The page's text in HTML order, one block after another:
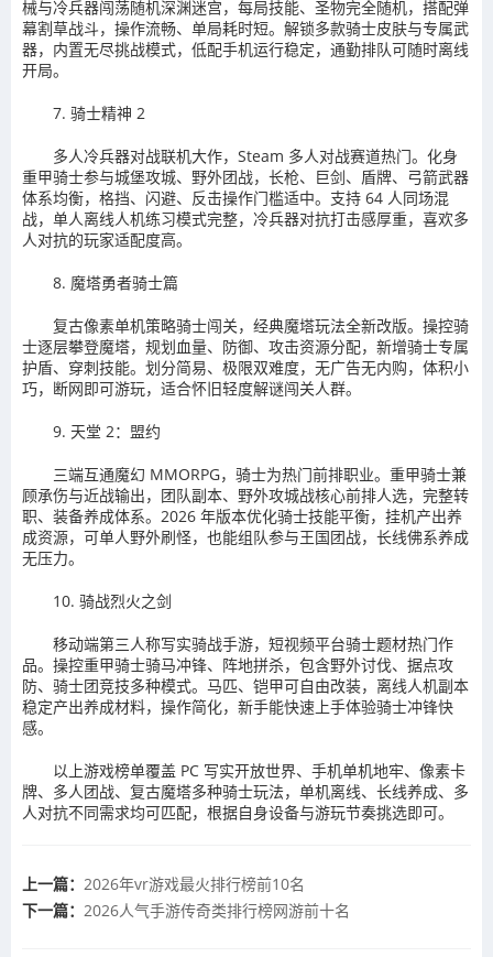
械与冷兵器闯荡随机深渊迷宫，每局技能、圣物完全随机，搭配弹
幕割草战斗，操作流畅、单局耗时短。解锁多款骑士皮肤与专属武
器，内置无尽挑战模式，低配手机运行稳定，通勤排队可随时离线
开局。
7. 骑士精神 2
多人冷兵器对战联机大作，Steam 多人对战赛道热门。化身
重甲骑士参与城堡攻城、野外团战，长枪、巨剑、盾牌、弓箭武器
体系均衡，格挡、闪避、反击操作门槛适中。支持 64 人同场混
战，单人离线人机练习模式完整，冷兵器对抗打击感厚重，喜欢多
人对抗的玩家适配度高。
8. 魔塔勇者骑士篇
复古像素单机策略骑士闯关，经典魔塔玩法全新改版。操控骑
士逐层攀登魔塔，规划血量、防御、攻击资源分配，新增骑士专属
护盾、穿刺技能。划分简易、极限双难度，无广告无内购，体积小
巧，断网即可游玩，适合怀旧轻度解谜闯关人群。
9. 天堂 2：盟约
三端互通魔幻 MMORPG，骑士为热门前排职业。重甲骑士兼
顾承伤与近战输出，团队副本、野外攻城战核心前排人选，完整转
职、装备养成体系。2026 年版本优化骑士技能平衡，挂机产出养
成资源，可单人野外刷怪，也能组队参与王国团战，长线佛系养成
无压力。
10. 骑战烈火之剑
移动端第三人称写实骑战手游，短视频平台骑士题材热门作
品。操控重甲骑士骑马冲锋、阵地拼杀，包含野外讨伐、据点攻
防、骑士团竞技多种模式。马匹、铠甲可自由改装，离线人机副本
稳定产出养成材料，操作简化，新手能快速上手体验骑士冲锋快
感。
以上游戏榜单覆盖 PC 写实开放世界、手机单机地牢、像素卡
牌、多人团战、复古魔塔多种骑士玩法，单机离线、长线养成、多
人对抗不同需求均可匹配，根据自身设备与游玩节奏挑选即可。
上一篇： 2026年vr游戏最火排行榜前10名
下一篇： 2026人气手游传奇类排行榜网游前十名